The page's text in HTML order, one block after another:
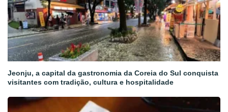
Jeonju, a capital da gastronomia da Coreia do Sul conquista
visitantes com tradição, cultura e hospitalidade